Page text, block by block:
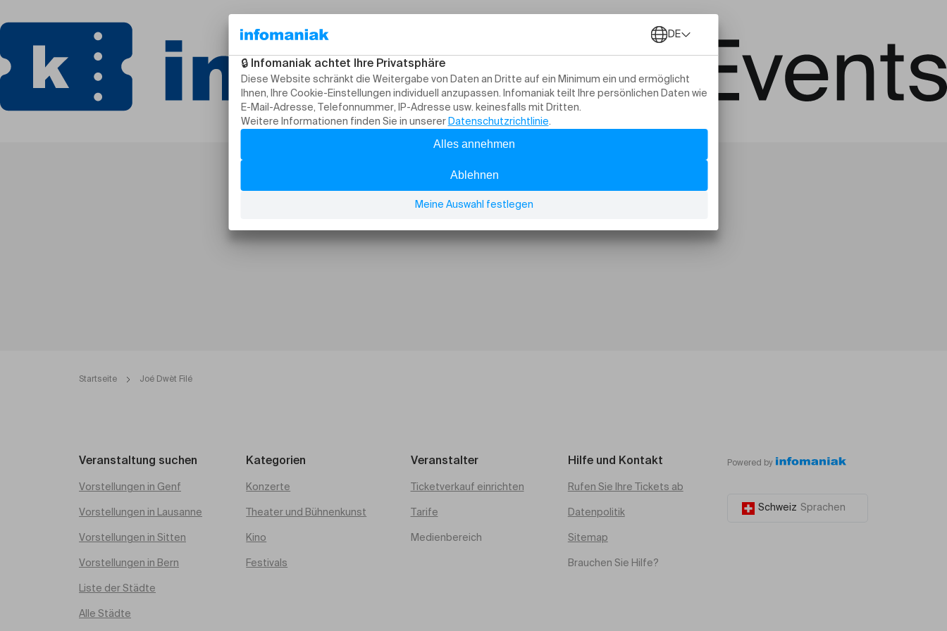
Startseite Joé Dwèt Filé
Veranstaltung suchen
Vorstellungen in Genf
Vorstellungen in Lausanne
Vorstellungen in Sitten
Vorstellungen in Bern
Liste der Städte
Alle Städte
Kategorien
Konzerte
Theater und Bühnenkunst
Kino
Festivals
Veranstalter
Ticketverkauf einrichten
Tarife
Medienbereich
Hilfe und Kontakt
Rufen Sie Ihre Tickets ab
Datenpolitik
Sitemap
Brauchen Sie Hilfe?
Powered by
Schweiz Sprachen